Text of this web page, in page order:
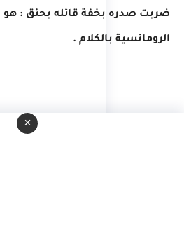
ضربت صدره بخفة قائله بحنق : هو
الرومانسية بالكلام .
تنهد هو بنفاذ صبر : لا ماهو بصي
×